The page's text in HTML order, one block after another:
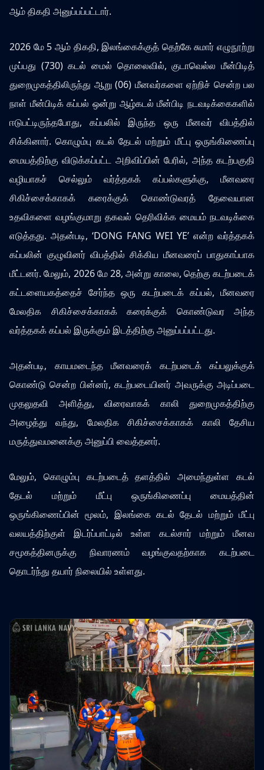
ஆம் திகதி அனுப்பப்பட்டார்.
2026 மே 5 ஆம் திகதி, இலங்கைக்குத் தெற்கே சுமார் எழுநூற்று
முப்பது (730) கடல் மைல் தொலைவில், குடாவெல்ல மீன்பிடித்
துறைமுகத்திலிருந்து ஆறு (06) மீனவர்களை ஏற்றிச் சென்ற பல
நாள் மீன்பிடிக் கப்பல் ஒன்று ஆழ்கடல் மீன்பிடி நடவடிக்கைகளில்
ஈடுபட்டிருந்தபோது, கப்பலில் இருந்த ஒரு மீனவர் விபத்தில்
சிக்கினார். கொழும்பு கடல் தேடல் மற்றும் மீட்பு ஒருங்கிணைப்பு
மையத்திற்கு விடுக்கப்பட்ட அறிவிப்பின் பேரில், அந்த கடற்பகுதி
வழியாகச் செல்லும் வர்த்தகக் கப்பல்களுக்கு, மீனவரை
சிகிச்சைக்காகக் கரைக்குக் கொண்டுவரத் தேவையான
உதவிகளை வழங்குமாறு தகவல் தெரிவிக்க மையம் நடவடிக்கை
எடுத்தது. அதன்படி, ‘DONG FANG WEI YE’ என்ற வர்த்தகக்
கப்பலின் குழுவினர் விபத்தில் சிக்கிய மீனவரைப் பாதுகாப்பாக
மீட்டனர். மேலும், 2026 மே 28, அன்று காலை, தெற்கு கடற்படைக்
கட்டளையகத்தைச் சேர்ந்த ஒரு கடற்படைக் கப்பல், மீனவரை
மேலதிக சிகிச்சைக்காகக் கரைக்குக் கொண்டுவர அந்த
வர்த்தகக் கப்பல் இருக்கும் இடத்திற்கு அனுப்பப்பட்டது.
அதன்படி, காயமடைந்த மீனவரைக் கடற்படைக் கப்பலுக்குக்
கொண்டு சென்ற பின்னர், கடற்படையினர் அவருக்கு அடிப்படை
முதலுதவி அளித்து, விரைவாகக் காலி துறைமுகத்திற்கு
அழைத்து வந்து, மேலதிக சிகிச்சைக்காகக் காலி தேசிய
மருத்துவமனைக்கு அனுப்பி வைத்தனர்.
மேலும், கொழும்பு கடற்படைத் தளத்தில் அமைந்துள்ள கடல்
தேடல் மற்றும் மீட்பு ஒருங்கிணைப்பு மையத்தின்
ஒருங்கிணைப்பின் மூலம், இலங்கை கடல் தேடல் மற்றும் மீட்பு
வலயத்திற்குள் இடர்ப்பாட்டில் உள்ள கடல்சார் மற்றும் மீனவ
சமூகத்தினருக்கு நிவாரணம் வழங்குவதற்காக கடற்படை
தொடர்ந்து தயார் நிலையில் உள்ளது.